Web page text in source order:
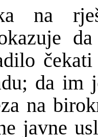
na
da im
na
javne